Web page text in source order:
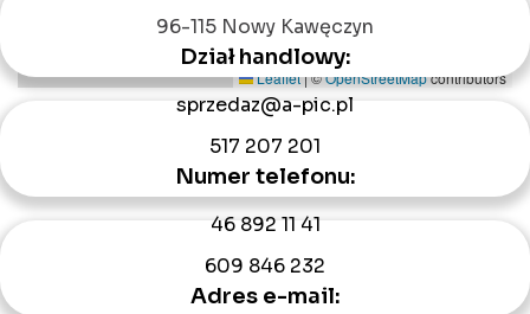
Leaflet|©OpenStreetMapcontributors
96-115 Nowy Kawęczyn
Dział handlowy:
sprzedaz@a-pic.pl
517 207 201
Numer telefonu:
46 892 11 41
609 846 232
Adres e-mail: